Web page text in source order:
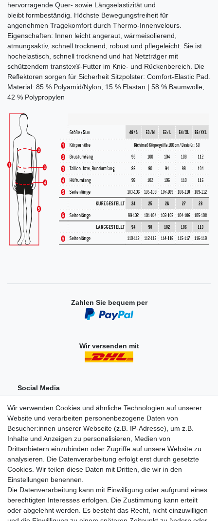
hervorragende Quer- sowie Längselastizität und
bleibt formbeständig. Höchste Bewegungsfreiheit für
angenehmen Tragekomfort durch Thermo-Innenvelours.
Eigenschaften: Innen leicht angeraut, wärmeisolierend,
atmungsaktiv, schnell trocknend, robust und pflegeleicht. Sie ist
hochelastisch, schnell trocknend und hat Netzträger mit
schützendem transtex®-Futter im Knie- und Rückenbereich. Die
Reflektoren sorgen für Sicherheit Sitzpolster: Comfort-Elastic Pad.
Material: 85 % Polyamid/Nylon, 15 % Elastan | 58 % Baumwolle,
42 % Polypropylen
Zahlen Sie bequem per
Wir versenden mit
Social Media
Einkaufen
Zahlungsarten
Versandarten & -kosten
Widerrufsrecht
Wir verwenden Cookies und ähnliche Technologien auf unserer
Website und verarbeiten personenbezogene Daten von
Besucher:innen unserer Webseite (z.B. IP-Adresse), um z.B.
Inhalte und Anzeigen zu personalisieren, Medien von
Drittanbietern einzubinden oder Zugriffe auf unsere Website zu
analysieren. Die Datenverarbeitung erfolgt erst durch gesetzte
Cookies. Wir teilen diese Daten mit Dritten, die wir in den
Einstellungen benennen.
Die Datenverarbeitung kann mit Einwilligung oder aufgrund eines
berechtigten Interesses erfolgen. Die Zustimmung kann erteilt
oder abgelehnt werden. Es besteht das Recht, nicht einzuwilligen